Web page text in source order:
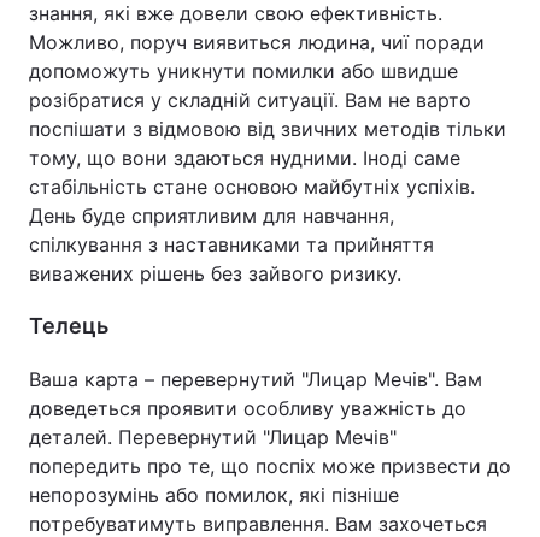
знання, які вже довели свою ефективність.
Можливо, поруч виявиться людина, чиї поради
допоможуть уникнути помилки або швидше
розібратися у складній ситуації. Вам не варто
поспішати з відмовою від звичних методів тільки
тому, що вони здаються нудними. Іноді саме
стабільність стане основою майбутніх успіхів.
День буде сприятливим для навчання,
спілкування з наставниками та прийняття
виважених рішень без зайвого ризику.
Телець
Ваша карта – перевернутий "Лицар Мечів". Вам
доведеться проявити особливу уважність до
деталей. Перевернутий "Лицар Мечів"
попередить про те, що поспіх може призвести до
непорозумінь або помилок, які пізніше
потребуватимуть виправлення. Вам захочеться